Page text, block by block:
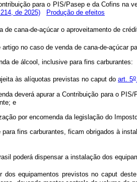
para o PIS/Pasep e da Cofins
de 2025) Produção de efeitos
de cana-de-açúcar o aproveitamento de
no caso de venda de cana-de-açúcar
de álcool, inclusive para fins carburantes:
às alíquotas previstas no caput do art. 5o
deverá apurar a Contribuição para o
e
por encomenda da legislação do
fins carburantes, ficam obrigados à
poderá dispensar a instalação dos
equipamentos previstos no caput